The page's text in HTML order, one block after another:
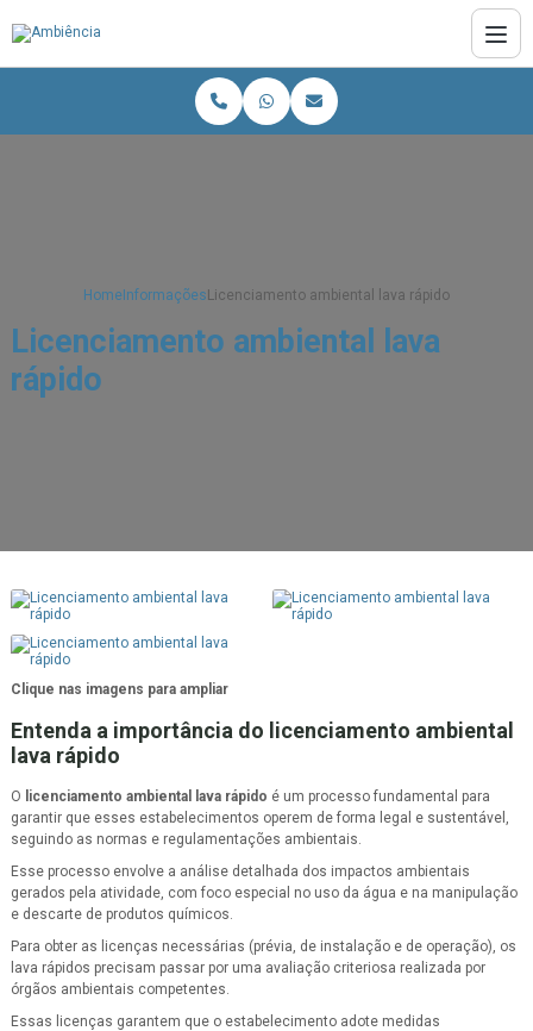
Home Informações Licenciamento ambiental lava rápido
Licenciamento ambiental lava
rápido
Clique nas imagens para ampliar
Entenda a importância do licenciamento ambiental
lava rápido
O licenciamento ambiental lava rápido é um processo fundamental para
garantir que esses estabelecimentos operem de forma legal e sustentável,
seguindo as normas e regulamentações ambientais.
Esse processo envolve a análise detalhada dos impactos ambientais
gerados pela atividade, com foco especial no uso da água e na manipulação
e descarte de produtos químicos.
Para obter as licenças necessárias (prévia, de instalação e de operação), os
lava rápidos precisam passar por uma avaliação criteriosa realizada por
órgãos ambientais competentes.
Essas licenças garantem que o estabelecimento adote medidas